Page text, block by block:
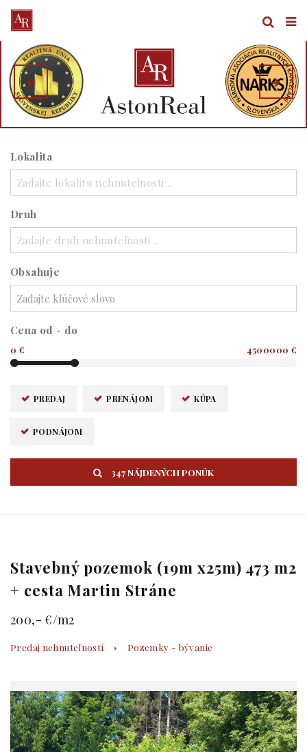
Lokalita
Zadajte lokalitu nehnuteľnosti ..
Druh
Zadajte druh nehnuteľnosti ..
Obsahuje
Cena od - do
0 € 4500000 €
PREDAJ PRENÁJOM KÚPA
PODNÁJOM
347 NÁJDENÝCH PONÚK
Stavebný pozemok (19m x25m) 473 m2
+ cesta Martin Stráne
200,- €/m2
Predaj nehnuteľností Pozemky - bývanie